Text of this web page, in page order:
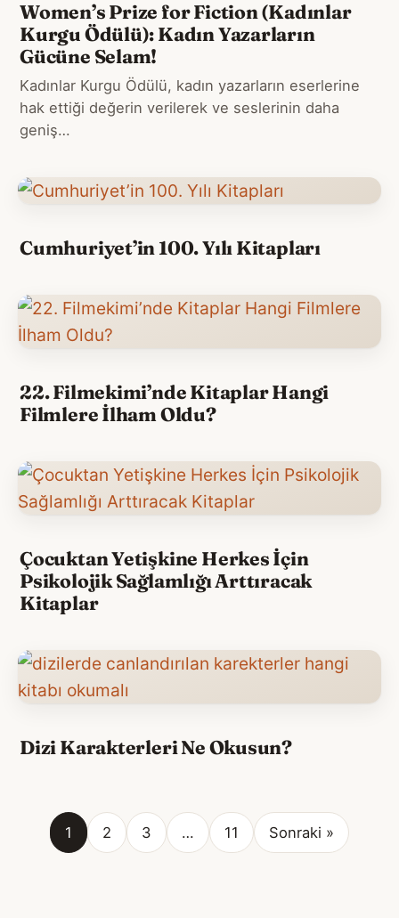
Women’s Prize for Fiction (Kadınlar
Kurgu Ödülü): Kadın Yazarların
Gücüne Selam!
Kadınlar Kurgu Ödülü, kadın yazarların eserlerine
hak ettiği değerin verilerek ve seslerinin daha
geniş…
Cumhuriyet’in 100. Yılı Kitapları
22. Filmekimi’nde Kitaplar Hangi
Filmlere İlham Oldu?
Çocuktan Yetişkine Herkes İçin
Psikolojik Sağlamlığı Arttıracak
Kitaplar
Dizi Karakterleri Ne Okusun?
1 2 3 … 11 Sonraki »